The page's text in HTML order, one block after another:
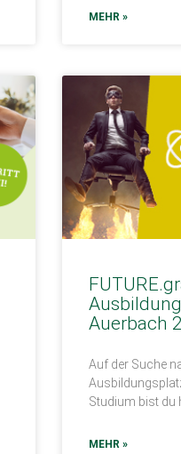
MEHR »
Auerbach
Auf der Suche
Studium bist du
MEHR »